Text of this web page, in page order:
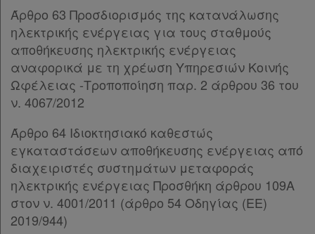
ΚΕΦΑΛΑΙΟ ΣΤ΄ [-]
Άρθρο 31 [-]
Παρ.1
Παρ.2
Παρ.3
Παρ.6
Παρ.7
Παρ.8
Παρ.9
Άρθρο 31Α [-]
Άρθρο 63 Προσδιορισμός της κατανάλωσης
ηλεκτρικής ενέργειας για τους σταθμούς
αποθήκευσης ηλεκτρικής ενέργειας
αναφορικά με τη χρέωση Υπηρεσιών Κοινής
Ωφέλειας -Τροποποίηση παρ. 2 άρθρου 36 του
ν. 4067/2012
Άρθρο 64 Ιδιοκτησιακό καθεστώς
εγκαταστάσεων αποθήκευσης ενέργειας από
διαχειριστές συστημάτων μεταφοράς
ηλεκτρικής ενέργειας Προσθήκη άρθρου 109Α
στον ν. 4001/2011 (άρθρο 54 Οδηγίας (ΕΕ)
2019/944)